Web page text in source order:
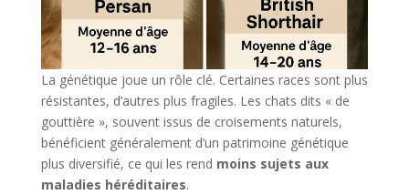
La génétique joue un rôle clé. Certaines races sont plus
résistantes, d’autres plus fragiles. Les chats dits « de
gouttière », souvent issus de croisements naturels,
bénéficient généralement d’un patrimoine génétique
plus diversifié, ce qui les rend moins sujets aux
maladies héréditaires.